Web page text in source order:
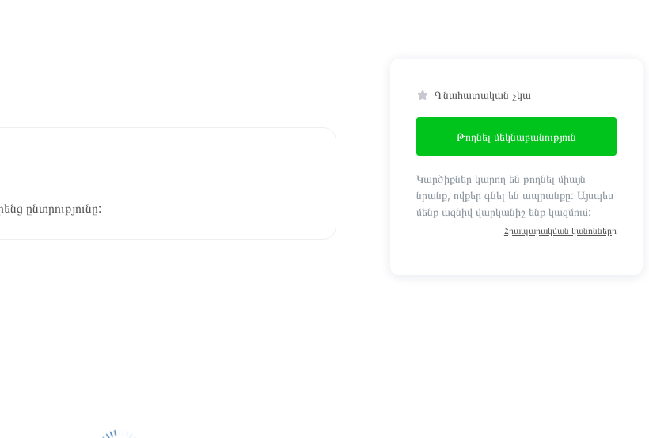
ընտրությունը:
Գնահատական չկա
Թողնել մեկնաբանություն
Կարծիքներ կարող են թողնել միայն
նրանք, ովքեր գնել են ապրանքը: Այսպես
մենք ազնիվ վարկանիշ ենք կազմում:
Հրապարակման կանոնները